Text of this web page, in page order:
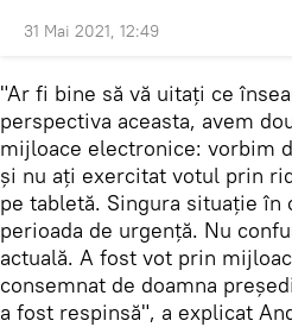
31 Mai 2021, 12:49
"Ar fi bine să vă uitaţi ce
perspectiva aceasta, avem
mijloace electronice: vorbim
şi nu aţi exercitat votul prin
pe tabletă. Singura situaţie
perioada de urgenţă. Nu
actuală. A fost vot prin
consemnat de doamna
a fost respinsă", a explicat